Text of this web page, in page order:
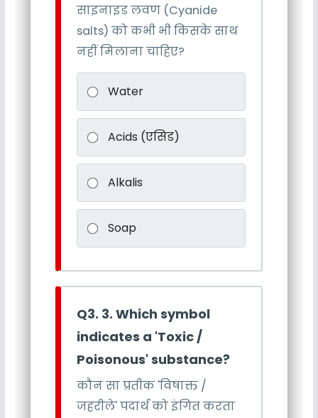
साइनाइड लवण (Cyanide
salts) को कभी भी किसके साथ
नहीं मिलाना चाहिए?
Water
Acids (एसिड)
Alkalis
Soap
Q3. 3. Which symbol
indicates a 'Toxic /
Poisonous' substance?
कौन सा प्रतीक 'विषाक्त /
जहरीले' पदार्थ को इंगित करता